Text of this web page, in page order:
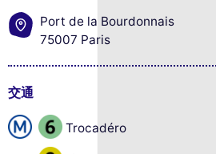
Port de la Bourdonnais
75007 Paris
交通
Trocadéro